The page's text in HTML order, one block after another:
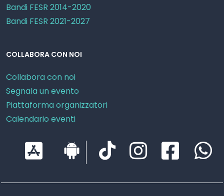
Bandi FESR 2014-2020
Bandi FESR 2021-2027
COLLABORA CON NOI
Collabora con noi
Segnala un evento
Piattaforma organizzatori
Calendario eventi